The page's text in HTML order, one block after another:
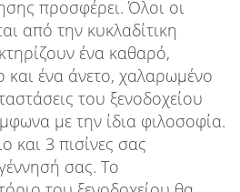
προσφέρει. Όλοι οι
από την κυκλαδίτικη
ένα καθαρό,
και ένα άνετο, χαλαρωμένο
του ξενοδοχείου
με την ίδια φιλοσοφία.
και 3 πισίνες σας
σας. Το